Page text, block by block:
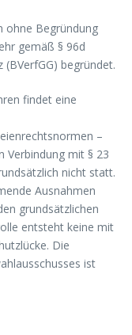
ohne Begründung
gemäß § 96d
begründet.
findet eine
–
Verbindung mit § 23
nicht statt.
Ausnahmen
grundsätzlichen
entsteht keine mit
Die
ist